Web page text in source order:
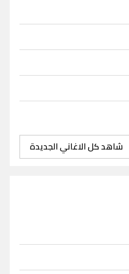
شاهد كل الاغاني الجديدة